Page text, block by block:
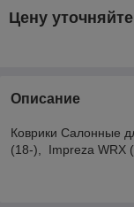
Цену уточняйте
Описание
Коврики Салонные
(18-), Impreza WRX